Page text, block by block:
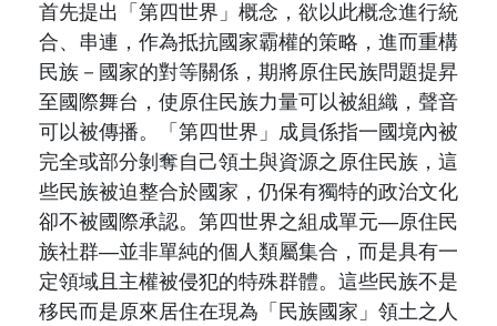
首先提出「第四世界」概念，欲以此概念進行統
合、串連，作為抵抗國家霸權的策略，進而重構
民族－國家的對等關係，期將原住民族問題提昇
至國際舞台，使原住民族力量可以被組織，聲音
可以被傳播。「第四世界」成員係指一國境內被
完全或部分剝奪自己領土與資源之原住民族，這
些民族被迫整合於國家，仍保有獨特的政治文化
卻不被國際承認。第四世界之組成單元—原住民
族社群—並非單純的個人類屬集合，而是具有一
定領域且主權被侵犯的特殊群體。這些民族不是
移民而是原來居住在現為「民族國家」領土之人